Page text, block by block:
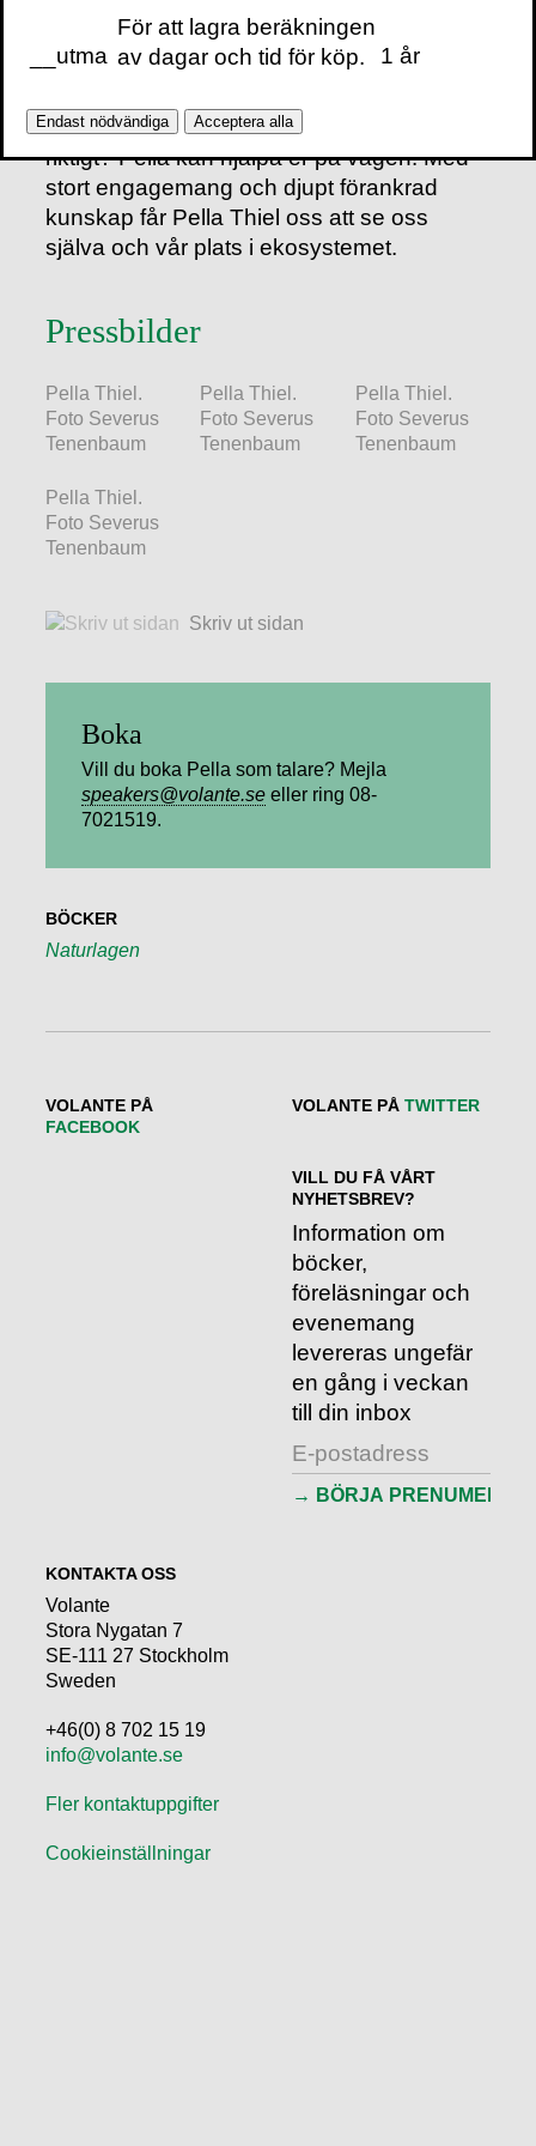
ekonomi där verksamheten anpassas så
att den sker på naturens villkor.
Är din organisation redo att förändra på
riktigt? Pella kan hjälpa er på vägen! Med
stort engagemang och djupt förankrad
kunskap får Pella Thiel oss att se oss
själva och vår plats i ekosystemet.
Pressbilder
Pella Thiel.
Foto Severus
Tenenbaum
Pella Thiel.
Foto Severus
Tenenbaum
Pella Thiel.
Foto Severus
Tenenbaum
Pella Thiel.
Foto Severus
Tenenbaum
Skriv ut sidan
Boka
Vill du boka Pella som talare? Mejla
speakers@volante.se eller ring 08-
7021519.
BÖCKER
Naturlagen
VOLANTE PÅ
FACEBOOK
VOLANTE PÅ TWITTER
VILL DU FÅ VÅRT
NYHETSBREV?
Information om
böcker,
föreläsningar och
evenemang
levereras ungefär
en gång i veckan
till din inbox
KONTAKTA OSS
Volante
Stora Nygatan 7
SE-111 27 Stockholm
Sweden
+46(0) 8 702 15 19
info@volante.se
Fler kontaktuppgifter
Cookieinställningar
__utma
För att lagra beräkningen
av dagar och tid för köp.
1 år
Endast nödvändiga Acceptera alla